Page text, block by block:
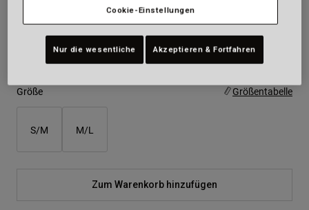
ausgewählt
Größe Größentabelle
S/M M/L
Zum Warenkorb hinzufügen
Cookie-Einstellungen
Nur die wesentliche Akzeptieren & Fortfahren